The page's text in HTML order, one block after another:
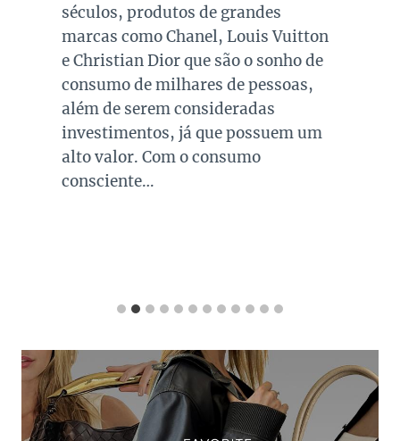
séculos, produtos de grandes
marcas como Chanel, Louis Vuitton
e Christian Dior que são o sonho de
consumo de milhares de pessoas,
além de serem consideradas
investimentos, já que possuem um
alto valor. Com o consumo
consciente…